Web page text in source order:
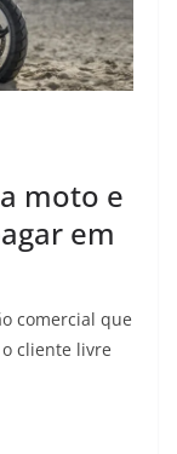
moto e
em
comercial que
cliente livre